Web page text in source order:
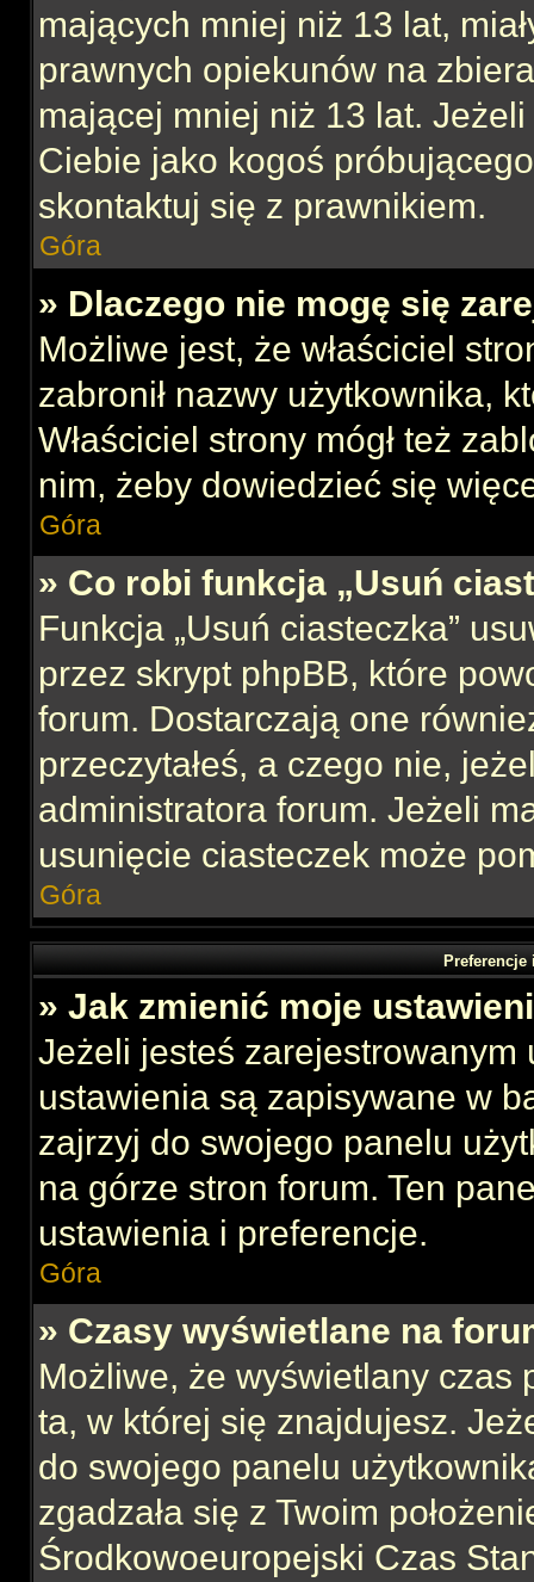
mających mniej niż 13 lat,
prawnych opiekunów na
mającej mniej niż 13 lat.
Ciebie jako kogoś
skontaktuj się z prawnikiem.
Góra
» Dlaczego nie mogę się
Możliwe jest, że właściciel
zabronił nazwy użytkownika,
Właściciel strony mógł też
nim, żeby dowiedzieć się
Góra
» Co robi funkcja „Usuń
Funkcja „Usuń ciasteczka”
przez skrypt phpBB, które
forum. Dostarczają one
przeczytałeś, a czego nie,
administratora forum. Jeżeli
usunięcie ciasteczek może
Góra
» Jak zmienić moje
Jeżeli jesteś zarejestrowanym
ustawienia są zapisywane w
zajrzyj do swojego panelu
na górze stron forum. Ten
ustawienia i preferencje.
Góra
» Czasy wyświetlane na
Możliwe, że wyświetlany czas
ta, w której się znajdujesz.
do swojego panelu
zgadzała się z Twoim
Środkowoeuropejski Czas